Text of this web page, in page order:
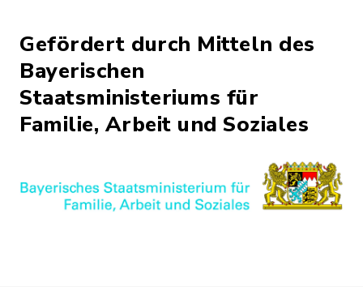
Gefördert durch Mitteln des
Bayerischen
Staatsministeriums für
Familie, Arbeit und Soziales